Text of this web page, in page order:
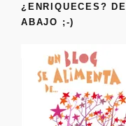
¿ENRIQUECES?
ABAJO ;-)